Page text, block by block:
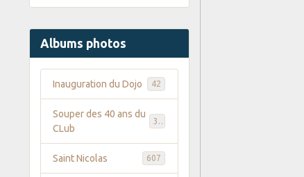
Albums photos
Inauguration du Dojo 42
Souper des 40 ans du
CLub
Saint Nicolas 607